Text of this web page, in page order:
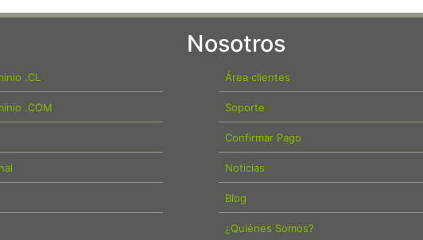
.CL
.COM
Nosotros
Área clientes
Soporte
Confirmar Pago
Noticias
Blog
¿Quiénes Somos?